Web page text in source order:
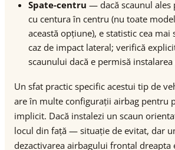
Spate-centru — dacă scaunul ales
cu centura în centru (nu toate
această opțiune), e statistic cea mai
caz de impact lateral; verifică
scaunului dacă e permisă
Un sfat practic specific acestui tip de
are în multe configurații airbag pentru
implicit. Dacă instalezi un scaun
locul din față — situație de evitat, dar
dezactivarea airbagului frontal dreapta